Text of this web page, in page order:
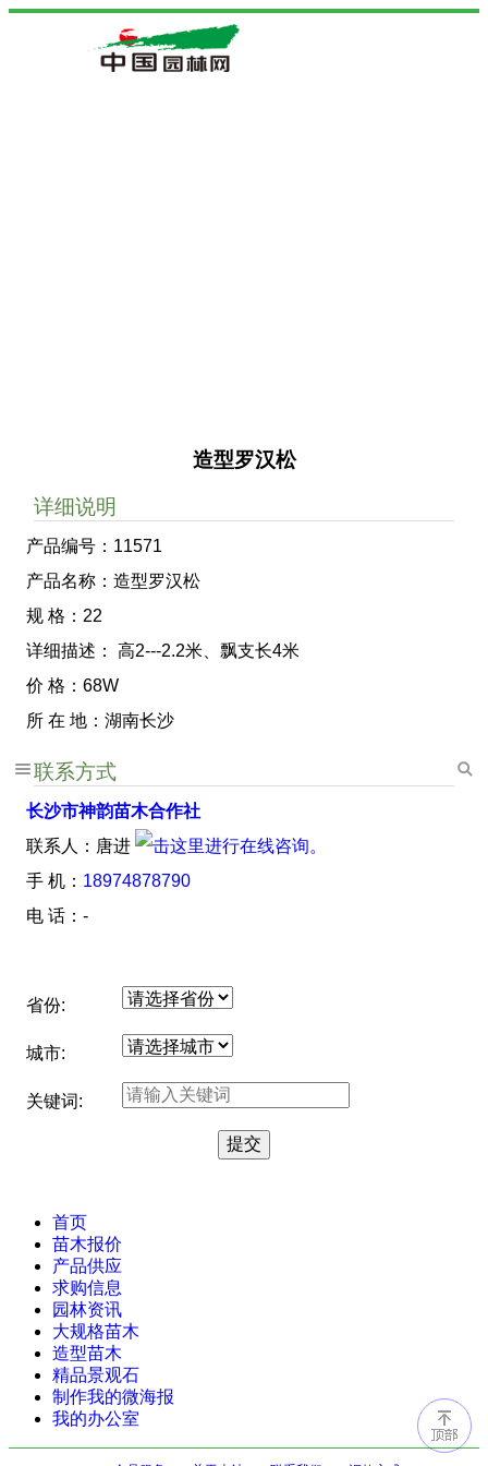
造型罗汉松
详细说明
产品编号：11571
产品名称：造型罗汉松
规 格：22
详细描述： 高2---2.2米、飘支长4米
价 格：68W
所 在 地：湖南长沙
联系方式
长沙市神韵苗木合作社
联系人：唐进
手 机： 18974878790
电 话：-
省份:
城市:
关键词:
首页
苗木报价
产品供应
求购信息
园林资讯
大规格苗木
造型苗木
精品景观石
制作我的微海报
我的办公室